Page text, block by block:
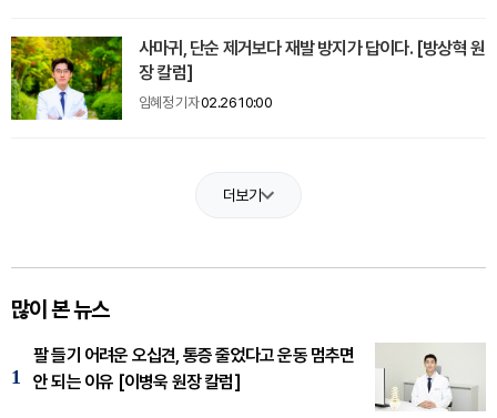
사마귀, 단순 제거보다 재발 방지가 답이다. [방상혁 원
장 칼럼]
임혜정 기자02.26 10:00
더보기
많이 본 뉴스
1
팔 들기 어려운 오십견, 통증 줄었다고 운동 멈추면
안 되는 이유 [이병욱 원장 칼럼]